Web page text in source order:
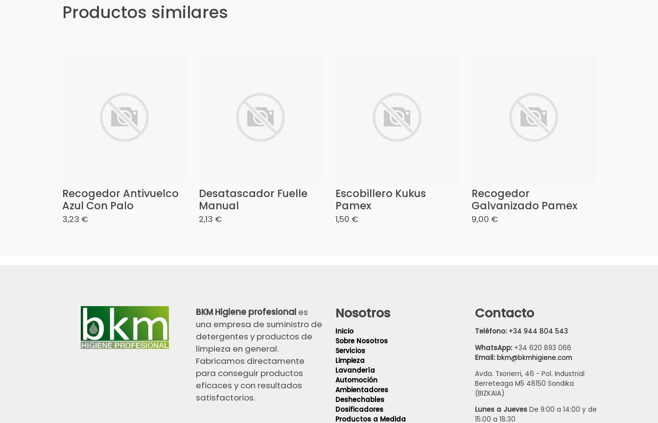
Productos similares
Recogedor Antivuelco
Azul Con Palo
3,23 €
Desatascador Fuelle
Manual
2,13 €
Escobillero Kukus
Pamex
1,50 €
Recogedor
Galvanizado Pamex
9,00 €
BKM Higiene profesional es
una empresa de suministro de
detergentes y productos de
limpieza en general.
Fabricamos directamente
para conseguir productos
eficaces y con resultados
satisfactorios.
Nosotros
Inicio
Sobre Nosotros
Servicios
Limpieza
Lavandería
Automoción
Ambientadores
Deshechables
Dosificadores
Productos a Medida
Contacto
Teléfono: +34 944 804 543
WhatsApp: +34 620 893 066
Email: bkm@bkmhigiene.com
Avda. Txorierri, 46 - Pol. Industrial
Berreteaga M5 48150 Sondika
(BIZKAIA)
Lunes a JuevesDe 9:00 a 14:00 y de
15:00 a 18:30